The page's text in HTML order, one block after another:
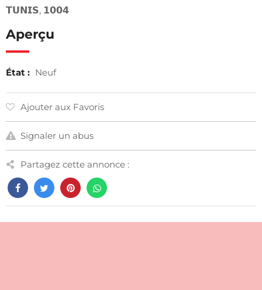
𝗧𝗨𝗡𝗜𝗦, 𝟭𝟬𝟬𝟰
Aperçu
État : Neuf
Ajouter aux Favoris
Signaler un abus
Partagez cette annonce :